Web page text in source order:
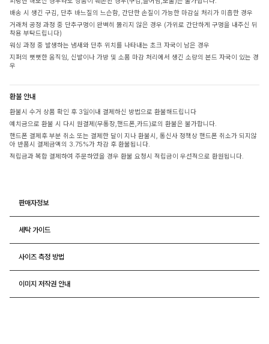
배송 시 생긴 구김, 단추 바느질의 느슨함, 간단한 손질이 가능한 마감실 처리가 미흡한 경우
거래처 공정 과정 중 단추구멍이 완벽히 뚫리지 않은 경우 (가위로 간단하게 구멍을 내주신 뒤
착용 부탁드립니다)
워싱 과정 중 발생하는 냄새와 단추 위치를 나타내는 초크 자국이 남은 경우
지퍼의 뻣뻣한 움직임, 신발이나 가방 및 소품 마감 처리에서 생긴 소량의 본드 자국이 있는 경
우
환불 안내
환불시 수거 상품 확인 후 3일이내 결제하신 방법으로 환불해드립니다
예치금으로 환불 시 다시 원결제(무통장,핸드폰,카드)로의 환불은 불가합니다.
핸드폰 결제후 부분 취소 또는 결제한 달이 지나 환불시, 통신사 정책상 핸드폰 취소가 되지않
아 반품시 결제금액의 3.75%가 차감 후 환불됩니다.
적립금과 복합 결제하여 주문하였을 경우 환불 요청시 적립금이 우선적으로 환원됩니다.
판매자정보
세탁 가이드
사이즈 측정 방법
이미지 저작권 안내